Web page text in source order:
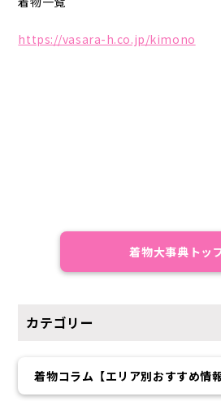
https://vasara-h.co.jp/kimono
着物大事典トッ
カテゴリー
着物コラム【エリア別おすすめ情報